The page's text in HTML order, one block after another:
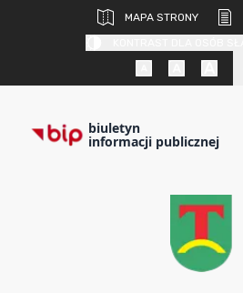
MAPA STRONY
biuletyn
informacji publicznej